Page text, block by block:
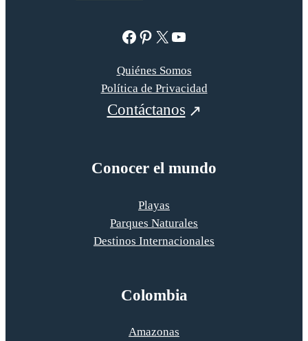
Facebook Pinterest X YouTube
Quiénes Somos
Política de Privacidad
Contáctanos
Conocer el mundo
Playas
Parques Naturales
Destinos Internacionales
Colombia
Amazonas